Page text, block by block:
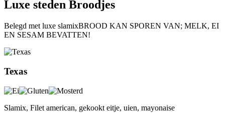
Luxe steden Broodjes
Belegd met luxe slamixBROOD KAN SPOREN VAN; MELK, EI
EN SESAM BEVATTEN!
Texas
Slamix, Filet american, gekookt eitje, uien, mayonaise